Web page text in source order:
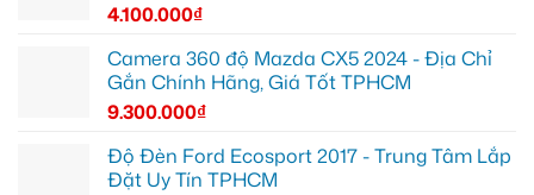
4.100.000₫
Camera 360 độ Mazda CX5 2024 - Địa Chỉ
Gắn Chính Hãng, Giá Tốt TPHCM
9.300.000₫
Độ Đèn Ford Ecosport 2017 - Trung Tâm Lắp
Đặt Uy Tín TPHCM